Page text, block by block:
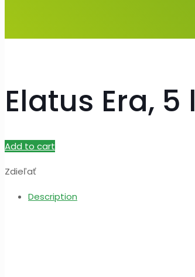
Elatus Era, 5 l
Add to cart
Zdieľať
Description